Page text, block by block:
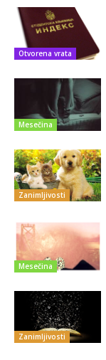
Otvorena vrata
Mesečina
Zanimljivosti
Mesečina
Zanimljivosti